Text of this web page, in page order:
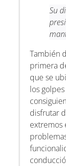
Su
También
primera
que se
los
disfrutar
extremos